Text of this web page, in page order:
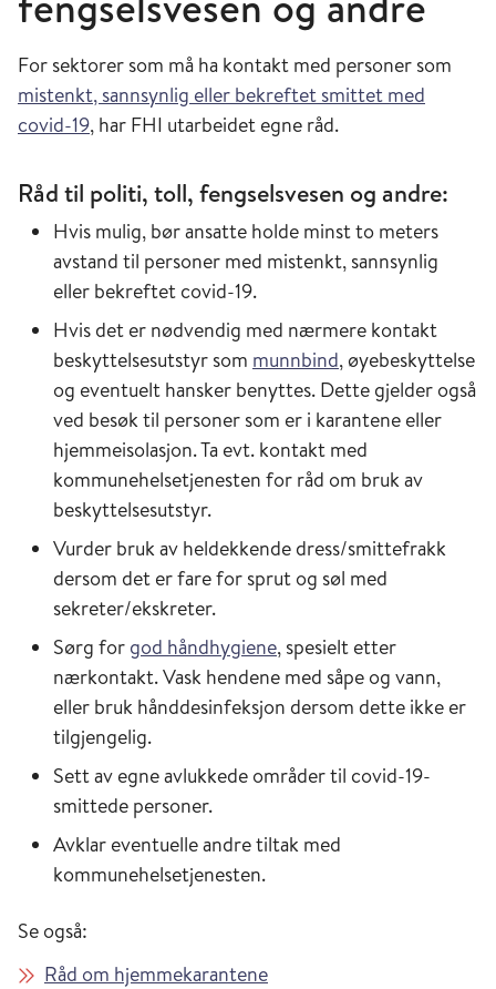
For sektorer som må ha kontakt med personer som
mistenkt, sannsynlig eller bekreftet smittet med
covid-19, har FHI utarbeidet egne råd.
Råd til politi, toll, fengselsvesen og andre:
Hvis mulig, bør ansatte holde minst to meters
avstand til personer med mistenkt, sannsynlig
eller bekreftet covid-19.
Hvis det er nødvendig med nærmere kontakt
beskyttelsesutstyr som munnbind, øyebeskyttelse
og eventuelt hansker benyttes. Dette gjelder også
ved besøk til personer som er i karantene eller
hjemmeisolasjon. Ta evt. kontakt med
kommunehelsetjenesten for råd om bruk av
beskyttelsesutstyr.
Vurder bruk av heldekkende dress/smittefrakk
dersom det er fare for sprut og søl med
sekreter/ekskreter.
Sørg for god håndhygiene, spesielt etter
nærkontakt. Vask hendene med såpe og vann,
eller bruk hånddesinfeksjon dersom dette ikke er
tilgjengelig.
Sett av egne avlukkede områder til covid-19-
smittede personer.
Avklar eventuelle andre tiltak med
kommunehelsetjenesten.
Se også:
Råd om hjemmekarantene